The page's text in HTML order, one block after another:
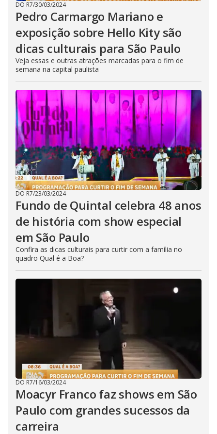
DO R7/30/03/2024
Pedro Carmargo Mariano e
exposição sobre Hello Kity são
dicas culturais para São Paulo
Veja essas e outras atrações marcadas para o fim de
semana na capital paulista
DO R7/23/03/2024
Fundo de Quintal celebra 48 anos
de história com show especial
em São Paulo
Confira as dicas culturais para curtir com a família no
quadro Qual é a Boa?
DO R7/16/03/2024
Moacyr Franco faz shows em São
Paulo com grandes sucessos da
carreira